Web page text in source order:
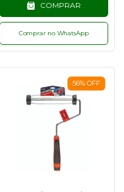
COMPRAR
Comprar no WhatsApp
56% OFF